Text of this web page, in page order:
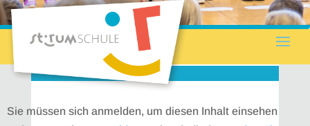
Sie müssen sich anmelden, um diesen Inhalt einsehen